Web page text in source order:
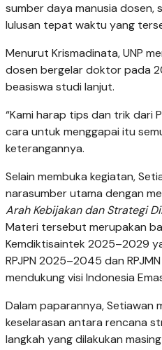
sumber daya manusia dosen,
lulusan tepat waktu yang
Menurut Krismadinata, UNP
dosen bergelar doktor pada
beasiswa studi lanjut.
“Kami harap tips dan trik dari
cara untuk menggapai itu
keterangannya.
Selain membuka kegiatan,
narasumber utama dengan
Arah Kebijakan dan Strategi
Materi tersebut merupakan
Kemdiktisaintek 2025–2029
RPJPN 2025–2045 dan
mendukung visi Indonesia
Dalam paparannya, Setiawan
keselarasan antara rencana
langkah yang dilakukan